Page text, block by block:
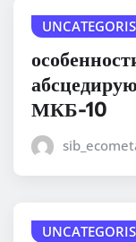
МКБ-10